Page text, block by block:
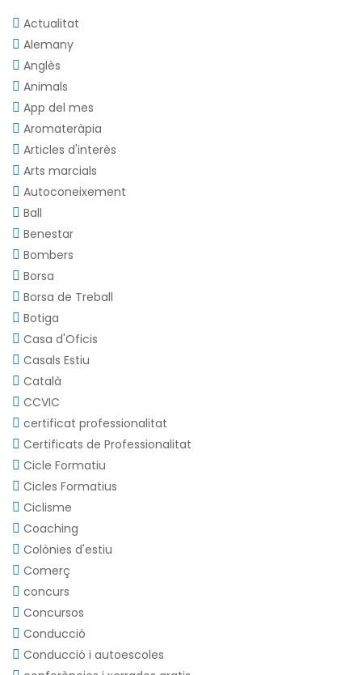
Actualitat
Alemany
Anglès
Animals
App del mes
Aromateràpia
Articles d'interès
Arts marcials
Autoconeixement
Ball
Benestar
Bombers
Borsa
Borsa de Treball
Botiga
Casa d'Oficis
Casals Estiu
Català
CCVIC
certificat professionalitat
Certificats de Professionalitat
Cicle Formatiu
Cicles Formatius
Ciclisme
Coaching
Colònies d'estiu
Comerç
concurs
Concursos
Conducció
Conducció i autoescoles